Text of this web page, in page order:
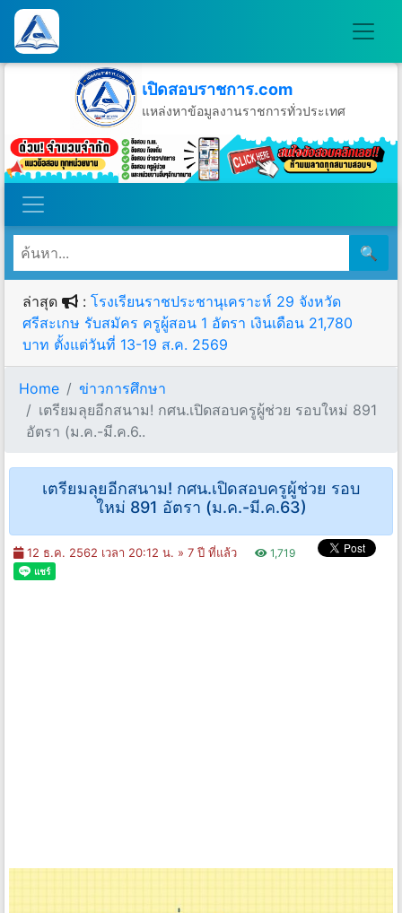
เปิดสอบราชการ.com
แหล่งหาข้อมูลงานราชการทั่วประเทศ
วันอาทิตย์ที่ 9 เดือนสิงหาคม พ.ศ.2569
🔍
ล่าสุด : โรงเรียนราชประชานุเคราะห์ 29 จังหวัด
ศรีสะเกษ รับสมัคร ครูผู้สอน 1 อัตรา เงินเดือน 21,780
บาท ตั้งแต่วันที่ 13-19 ส.ค. 2569
Home
ข่าวการศึกษา
เตรียมลุยอีกสนาม! กศน.เปิดสอบครูผู้ช่วย รอบใหม่ 891
อัตรา (ม.ค.-มี.ค.6..
เตรียมลุยอีกสนาม! กศน.เปิดสอบครูผู้ช่วย รอบ
ใหม่ 891 อัตรา (ม.ค.-มี.ค.63)
12 ธ.ค. 2562 เวลา 20:12 น. » 7 ปี ที่แล้ว 1,719